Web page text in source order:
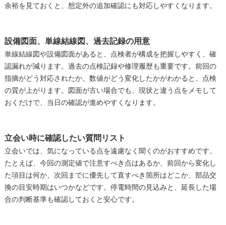
余裕を見ておくと、想定外の追加確認にも対応しやすくなります。
設備図面、単線結線図、過去記録の用意
単線結線図や設備図面があると、点検者が構成を把握しやすく、確
認漏れが減ります。過去の点検記録や修理履歴も重要です。前回の
指摘がどう対応されたか、数値がどう変化したかがわかると、点検
の質が上がります。図面が古い場合でも、現状と違う点をメモして
おくだけで、当日の確認が進めやすくなります。
立会い時に確認したい質問リスト
立会いでは、気になっている点を遠慮なく聞くのがおすすめです。
たとえば、今回の測定値で注意すべき点はあるか、前回から変化し
た項目は何か、次回までに優先して直すべき箇所はどこか、部品交
換の目安時期はいつかなどです。停電時間の見込みと、延長した場
合の判断基準も確認しておくと安心です。